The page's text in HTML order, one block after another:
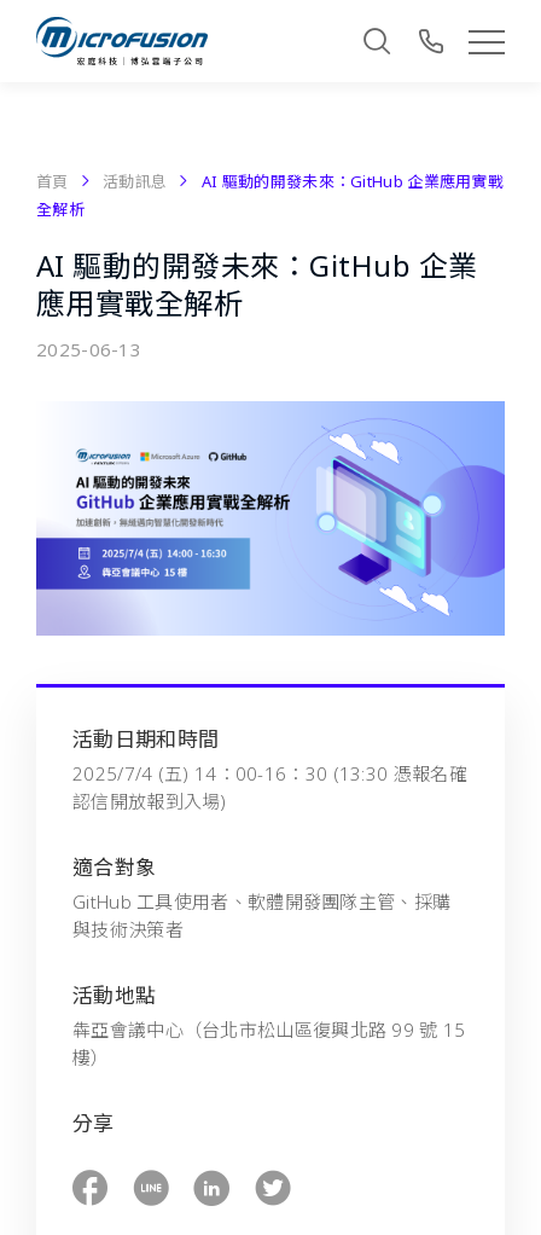
首頁 活動訊息
AI 驅動的開發未來：GitHub 企業應用實戰
全解析
AI 驅動的開發未來：GitHub 企業
應用實戰全解析
2025-06-13
活動日期和時間
2025/7/4 (五) 14：00-16：30 (13:30 憑報名確
認信開放報到入場)
適合對象
GitHub 工具使用者、軟體開發團隊主管、採購
與技術決策者
活動地點
犇亞會議中心（台北市松山區復興北路 99 號 15
樓）
分享